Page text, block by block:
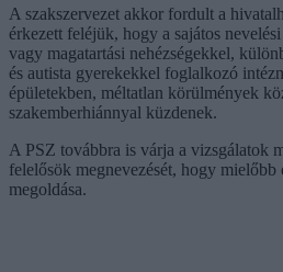
A szakszervezet akkor fordult a
érkezett feléjük, hogy a sajátos
vagy magatartási nehézségekkel,
és autista gyerekekkel foglalkozó
épületekben, méltatlan körülmények
szakemberhiánnyal küzdenek.
A PSZ továbbra is várja a vizsgálatok
felelősök megnevezését, hogy mielőbb
megoldása.